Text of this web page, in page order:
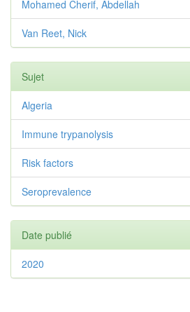
Mohamed Cherif, Abdellah
Van Reet, Nick
Sujet
Algeria
Immune trypanolysis
Risk factors
Seroprevalence
Date publié
2020